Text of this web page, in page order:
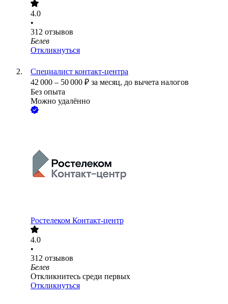
4.0
•
312 отзывов
Белев
Откликнуться
Специалист контакт-центра
42 000 – 50 000 ₽ за месяц, до вычета налогов
Без опыта
Можно удалённо
Ростелеком Контакт-центр
4.0
•
312 отзывов
Белев
Откликнитесь среди первых
Откликнуться